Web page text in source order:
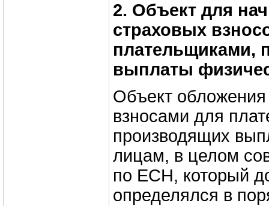
2. Объект для
страховых
плательщиками,
выплаты
Объект
взносами для
производящих
лицам, в целом
по ЕСН, который
определялся в